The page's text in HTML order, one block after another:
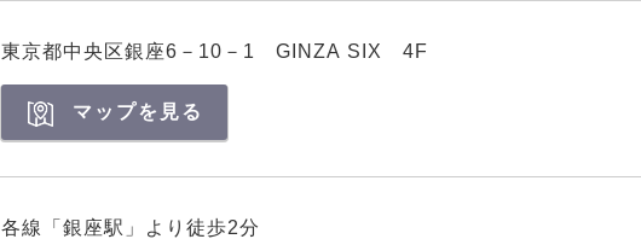
東京都中央区銀座6－10－1 GINZA SIX 4F
マップを見る
各線「銀座駅」より徒歩2分